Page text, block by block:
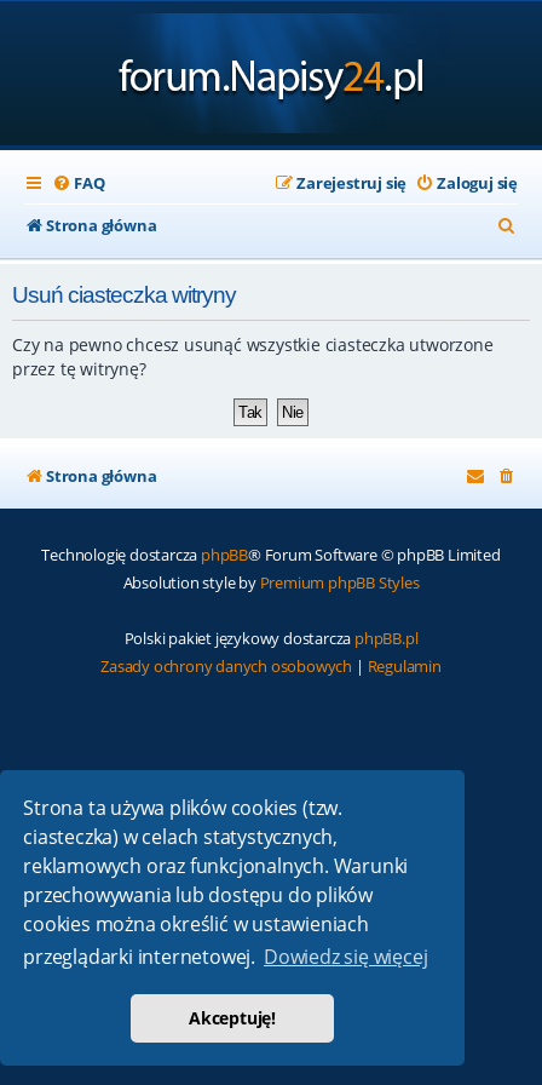
Strona ta używa plików cookies (tzw.
ciasteczka) w celach statystycznych,
reklamowych oraz funkcjonalnych. Warunki
przechowywania lub dostępu do plików
cookies można określić w ustawieniach
przeglądarki internetowej. Dowiedz się więcej
Akceptuję!
FAQ Zaloguj się
Zarejestruj się
Strona główna
z
Usuń ciasteczka witryny
Czy na pewno chcesz usunąć wszystkie ciasteczka utworzone
przez tę witrynę?
Strona główna
Technologię dostarcza phpBB® Forum Software © phpBB Limited
Absolution style by Premium phpBB Styles
Polski pakiet językowy dostarcza phpBB.pl
Zasady ochrony danych osobowych | Regulamin